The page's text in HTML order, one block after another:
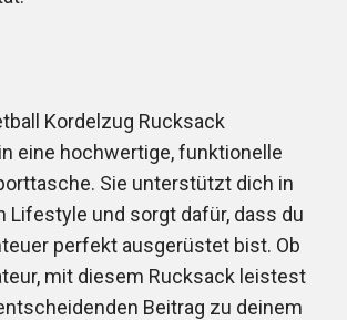
Kordelzug Rucksack
eine hochwertige, funktionelle
Sie unterstützt dich in
Lifestyle und sorgt dafür, dass du
perfekt ausgerüstet bist. Ob
mit diesem Rucksack leistest
Beitrag zu deinem